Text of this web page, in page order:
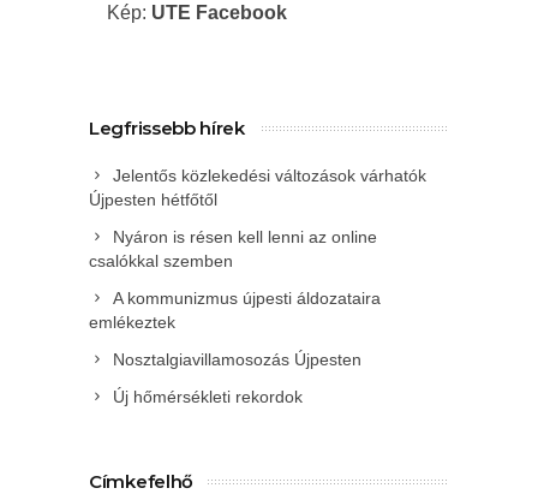
Kép: UTE Facebook
Legfrissebb hírek
Jelentős közlekedési változások várhatók
Újpesten hétfőtől
Nyáron is résen kell lenni az online
csalókkal szemben
A kommunizmus újpesti áldozataira
emlékeztek
Nosztalgiavillamosozás Újpesten
Új hőmérsékleti rekordok
Címkefelhő